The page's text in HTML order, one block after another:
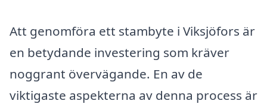
Att genomföra ett stambyte i Viksjöfors är
en betydande investering som kräver
noggrant övervägande. En av de
viktigaste aspekterna av denna process är